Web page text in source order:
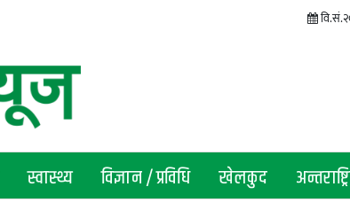
स्वास्थ्य विज्ञान / प्रविधि खेलकुद